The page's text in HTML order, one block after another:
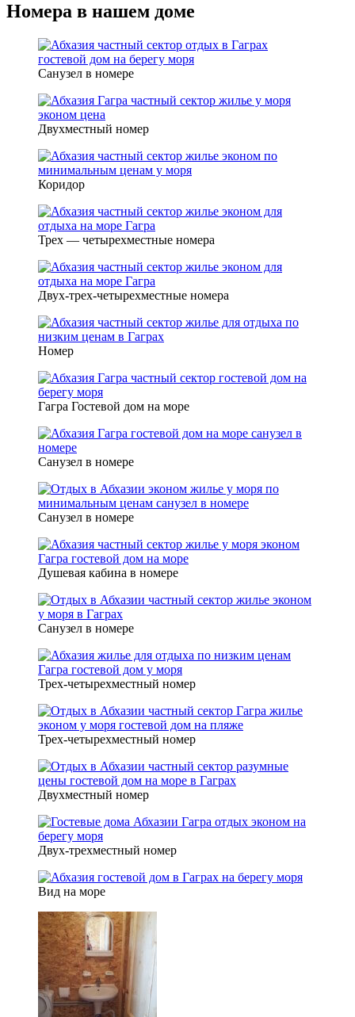
Номера в нашем доме
Санузел в номере
Двухместный номер
Коридор
Трех — четырехместные номера
Двух-трех-четырехместные номера
Номер
Гагра Гостевой дом на море
Санузел в номере
Санузел в номере
Душевая кабина в номере
Санузел в номере
Трех-четырехместный номер
Трех-четырехместный номер
Двухместный номер
Двух-трехместный номер
Вид на море